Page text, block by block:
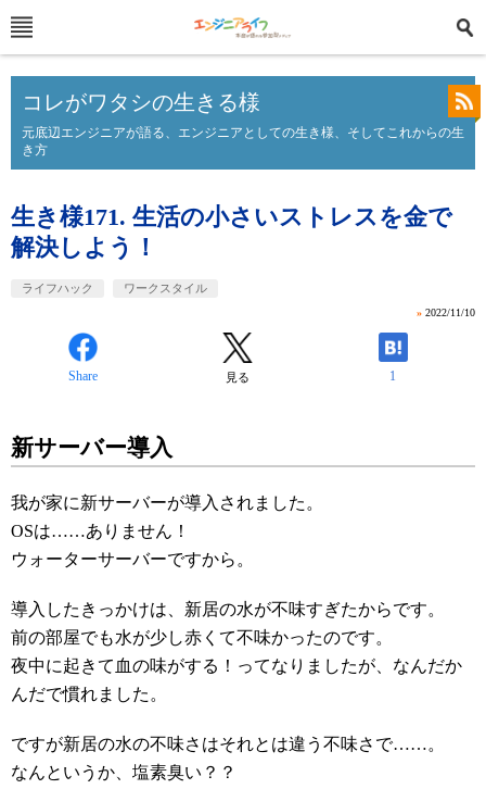
コレがワタシの生きる様
元底辺エンジニアが語る、エンジニアとしての生き様、そしてこれからの生
き方
生き様171. 生活の小さいストレスを金で
解決しよう！
ライフハック ワークスタイル
» 2022/11/10
Share 見る 1
新サーバー導入
我が家に新サーバーが導入されました。
OSは……ありません！
ウォーターサーバーですから。
導入したきっかけは、新居の水が不味すぎたからです。
前の部屋でも水が少し赤くて不味かったのです。
夜中に起きて血の味がする！ってなりましたが、なんだか
んだで慣れました。
ですが新居の水の不味さはそれとは違う不味さで……。
なんというか、塩素臭い？？